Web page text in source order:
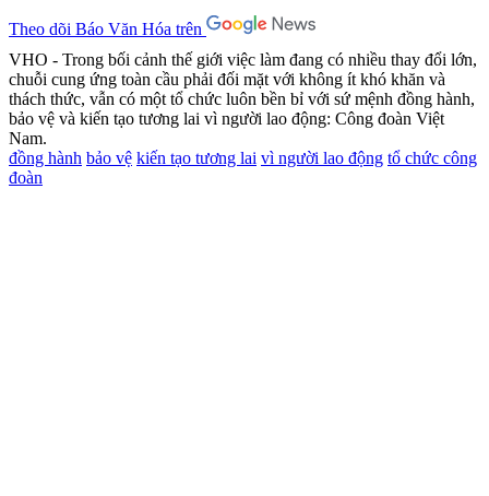
Theo dõi Báo Văn Hóa trên
VHO - Trong bối cảnh thế giới việc làm đang có nhiều thay đổi lớn,
chuỗi cung ứng toàn cầu phải đối mặt với không ít khó khăn và
thách thức, vẫn có một tổ chức luôn bền bỉ với sứ mệnh đồng hành,
bảo vệ và kiến tạo tương lai vì người lao động: Công đoàn Việt
Nam.
đồng hành bảo vệ kiến tạo tương lai vì người lao động tổ chức công
đoàn